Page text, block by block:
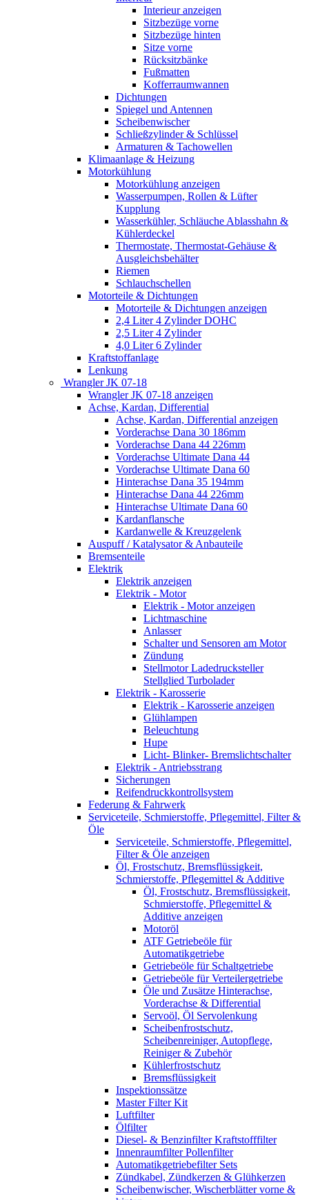
Interieur anzeigen
Sitzbezüge vorne
Sitzbezüge hinten
Sitze vorne
Rücksitzbänke
Fußmatten
Kofferraumwannen
Dichtungen
Spiegel und Antennen
Scheibenwischer
Schließzylinder & Schlüssel
Armaturen & Tachowellen
Klimaanlage & Heizung
Motorkühlung
Motorkühlung anzeigen
Wasserpumpen, Rollen & Lüfter
Kupplung
Wasserkühler, Schläuche Ablasshahn &
Kühlerdeckel
Thermostate, Thermostat-Gehäuse &
Ausgleichsbehälter
Riemen
Schlauchschellen
Motorteile & Dichtungen
Motorteile & Dichtungen anzeigen
2,4 Liter 4 Zylinder DOHC
2,5 Liter 4 Zylinder
4,0 Liter 6 Zylinder
Kraftstoffanlage
Lenkung
Wrangler JK 07-18
Wrangler JK 07-18 anzeigen
Achse, Kardan, Differential
Achse, Kardan, Differential anzeigen
Vorderachse Dana 30 186mm
Vorderachse Dana 44 226mm
Vorderachse Ultimate Dana 44
Vorderachse Ultimate Dana 60
Hinterachse Dana 35 194mm
Hinterachse Dana 44 226mm
Hinterachse Ultimate Dana 60
Kardanflansche
Kardanwelle & Kreuzgelenk
Auspuff / Katalysator & Anbauteile
Bremsenteile
Elektrik
Elektrik anzeigen
Elektrik - Motor
Elektrik - Motor anzeigen
Lichtmaschine
Anlasser
Schalter und Sensoren am Motor
Zündung
Stellmotor Ladedrucksteller
Stellglied Turbolader
Elektrik - Karosserie
Elektrik - Karosserie anzeigen
Glühlampen
Beleuchtung
Hupe
Licht- Blinker- Bremslichtschalter
Elektrik - Antriebsstrang
Sicherungen
Reifendruckkontrollsystem
Federung & Fahrwerk
Serviceteile, Schmierstoffe, Pflegemittel, Filter &
Öle
Serviceteile, Schmierstoffe, Pflegemittel,
Filter & Öle anzeigen
Öl, Frostschutz, Bremsflüssigkeit,
Schmierstoffe, Pflegemittel & Additive
Öl, Frostschutz, Bremsflüssigkeit,
Schmierstoffe, Pflegemittel &
Additive anzeigen
Motoröl
ATF Getriebeöle für
Automatikgetriebe
Getriebeöle für Schaltgetriebe
Getriebeöle für Verteilergetriebe
Öle und Zusätze Hinterachse,
Vorderachse & Differential
Servoöl, Öl Servolenkung
Scheibenfrostschutz,
Scheibenreiniger, Autopflege,
Reiniger & Zubehör
Kühlerfrostschutz
Bremsflüssigkeit
Inspektionssätze
Master Filter Kit
Luftfilter
Ölfilter
Diesel- & Benzinfilter Kraftstofffilter
Innenraumfilter Pollenfilter
Automatikgetriebefilter Sets
Zündkabel, Zündkerzen & Glühkerzen
Scheibenwischer, Wischerblätter vorne &